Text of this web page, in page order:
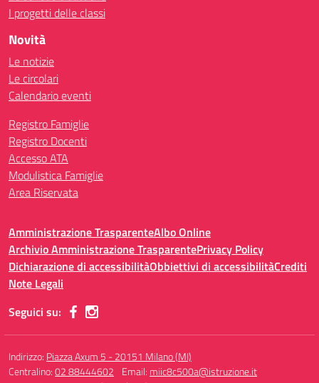
I progetti delle classi
Novità
Le notizie
Le circolari
Calendario eventi
Registro Famiglie
Registro Docenti
Accesso ATA
Modulistica Famiglie
Area Riservata
Amministrazione TrasparenteAlbo Online
Archivio Amministrazione TrasparentePrivacy Policy
Dichiarazione di accessibilitàObbiettivi di accessibilitàCrediti
Note Legali
Seguici su:
Indirizzo: Piazza Axum 5 - 20151 Milano (MI)
Centralino:02 88444602 Email: miic8c500a@istruzione.it